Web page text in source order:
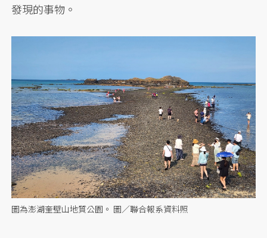
發現的事物。
圖為澎湖奎壁山地質公園。 圖／聯合報系資料照